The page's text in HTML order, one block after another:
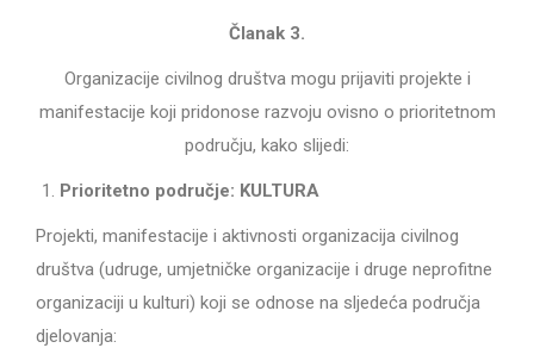
Članak 3.
Organizacije civilnog društva mogu prijaviti projekte i
manifestacije koji pridonose razvoju ovisno o prioritetnom
području, kako slijedi:
Prioritetno područje: KULTURA
Projekti, manifestacije i aktivnosti organizacija civilnog
društva (udruge, umjetničke organizacije i druge neprofitne
organizaciji u kulturi) koji se odnose na sljedeća područja
djelovanja: